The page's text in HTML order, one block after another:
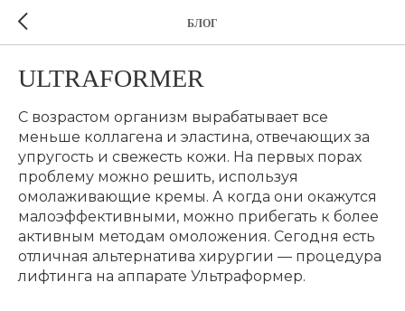
БЛОГ
ULTRAFORMER
С возрастом организм вырабатывает все
меньше коллагена и эластина, отвечающих за
упругость и свежесть кожи. На первых порах
проблему можно решить, используя
омолаживающие кремы. А когда они окажутся
малоэффективными, можно прибегать к более
активным методам омоложения. Сегодня есть
отличная альтернатива хирургии — процедура
лифтинга на аппарате Ультраформер.